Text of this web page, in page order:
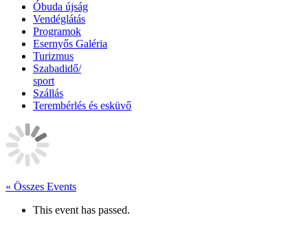
Óbuda újság
Vendéglátás
Programok
Esernyős Galéria
Turizmus
Szabadidő/
sport
Szállás
Terembérlés és esküvő
« Összes Events
This event has passed.